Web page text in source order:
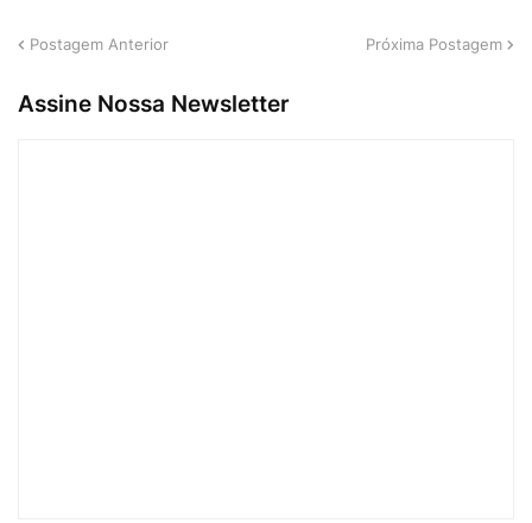
Postagem Anterior Próxima Postagem
Assine Nossa Newsletter